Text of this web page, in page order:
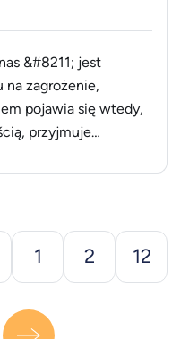
&#8211; jest
na zagrożenie,
pojawia się wtedy,
przyjmuje
o zaburzeniach
ich rodzaje, by
1 2 12